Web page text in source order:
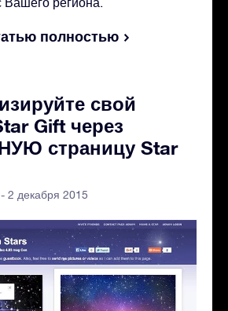
полностью
свой
Gift через
страницу Star
- 2 декабря 2015